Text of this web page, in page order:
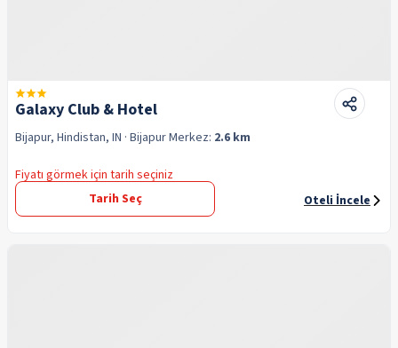
Galaxy Club & Hotel
Bijapur, Hindistan, IN · BijapurMerkez: 2.6 km
Fiyatı görmek için tarih seçiniz
Tarih Seç
Oteli İncele